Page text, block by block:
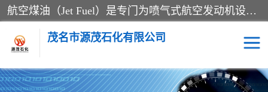
航空煤油（Jet Fuel）是专门为喷气式航空发动机设计的高纯度燃料，主要分为Jet A、Jet A-1和Jet B等类型。其特点是闪点高、低温流动性好，并添加了抗静电剂和抗氧化剂以确保飞行安全。航空煤油需
茂名市源茂石化有限公司